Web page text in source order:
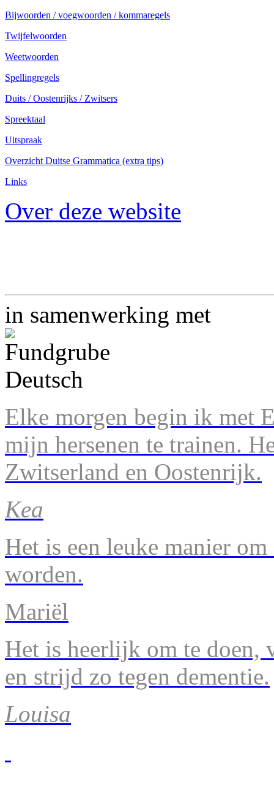
Bijwoorden / voegwoorden / kommaregels
Twijfelwoorden
Weetwoorden
Spellingregels
Duits / Oostenrijks / Zwitsers
Spreektaal
Uitspraak
Overzicht Duitse Grammatica (extra tips)
Links
Over deze website
in samenwerking met
Elke morgen begin ik met
mijn hersenen te trainen.
Zwitserland en Oostenrijk.
Kea
Het is een leuke manier
worden.
Mariël
Het is heerlijk om te doen,
en strijd zo tegen dementie.
Louisa